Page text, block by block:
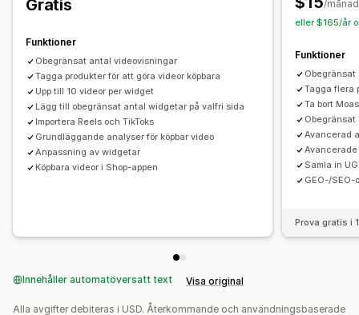
Karuseller
Mobilanpassning
Gratis
Funktioner
Obegränsat antal videovisningar
Tagga produkter för att göra videor köpbara
Upp till 10 videor per widget
Lägg till obegränsat antal widgetar på valfri sida
Importera Reels och TikToks
Grundläggande analyser för köpbar video
Anpassning av widgetar
Köpbara videor i Shop-appen
/månad
eller $165/år
Funktioner
Tagga flera
Ta bort
Avancerad
Samla in
GEO-/SEO-
Prova gratis i
Innehåller automatöversatt text Visa original
Alla avgifter debiteras i USD. Återkommande och användningsbaserade